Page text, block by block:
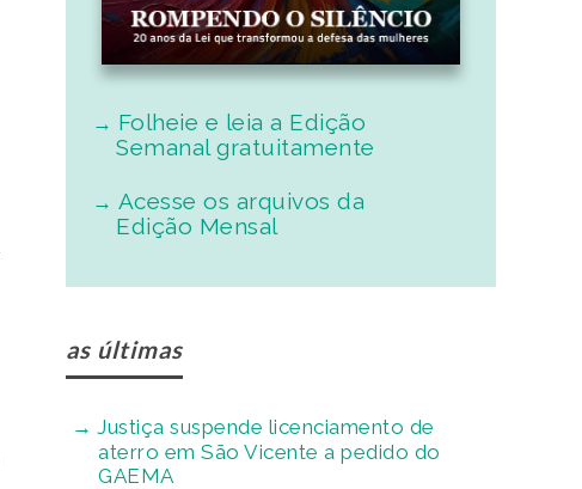
Folheie e leia a Edição
Semanal gratuitamente
Acesse os arquivos da
Edição Mensal
as últimas
Justiça suspende licenciamento de
aterro em São Vicente a pedido do
GAEMA